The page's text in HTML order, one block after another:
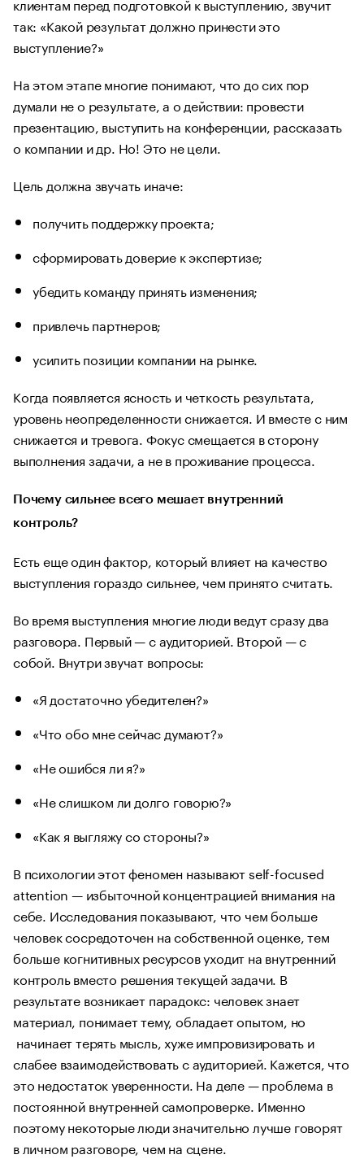
так: «Какой результат должно принести это
выступление?»
На этом этапе многие понимают, что до сих пор
думали не о результате, а о действии: провести
презентацию, выступить на конференции, рассказать
о компании и др. Но! Это не цели.
Цель должна звучать иначе:
получить поддержку проекта;
сформировать доверие к экспертизе;
убедить команду принять изменения;
привлечь партнеров;
усилить позиции компании на рынке.
Когда появляется ясность и четкость результата,
уровень неопределенности снижается. И вместе с ним
снижается и тревога. Фокус смещается в сторону
выполнения задачи, а не в проживание процесса.
Почему сильнее всего мешает внутренний
контроль?
Есть еще один фактор, который влияет на качество
выступления гораздо сильнее, чем принято считать.
Во время выступления многие люди ведут сразу два
разговора. Первый — с аудиторией. Второй — с
собой. Внутри звучат вопросы:
«Я достаточно убедителен?»
«Что обо мне сейчас думают?»
«Не ошибся ли я?»
«Не слишком ли долго говорю?»
«Как я выгляжу со стороны?»
В психологии этот феномен называют self-focused
attention — избыточной концентрацией внимания на
себе. Исследования показывают, что чем больше
человек сосредоточен на собственной оценке, тем
больше когнитивных ресурсов уходит на внутренний
контроль вместо решения текущей задачи. В
результате возникает парадокс: человек знает
материал, понимает тему, обладает опытом, но
начинает терять мысль, хуже импровизировать и
слабее взаимодействовать с аудиторией. Кажется, что
это недостаток уверенности. На деле — проблема в
постоянной внутренней самопроверке. Именно
поэтому некоторые люди значительно лучше говорят
в личном разговоре, чем на сцене.